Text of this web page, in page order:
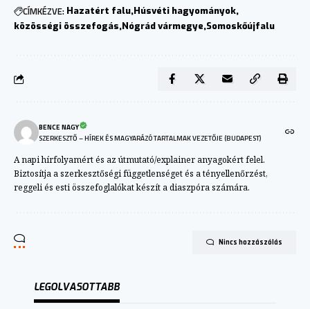
CÍMKÉZVE: Hazatért falu Húsvéti hagyományok
közösségi összefogás Nógrád vármegye Somoskőújfalu
BENCE NAGY
SZERKESZTŐ – HÍREK ÉS MAGYARÁZÓ TARTALMAK VEZETŐJE (BUDAPEST)
A napi hírfolyamért és az útmutató/explainer anyagokért felel.
Biztosítja a szerkesztőségi függetlenséget és a tényellenőrzést,
reggeli és esti összefoglalókat készít a diaszpóra számára.
Nincs hozzászólás
LEGOLVASOTTABB